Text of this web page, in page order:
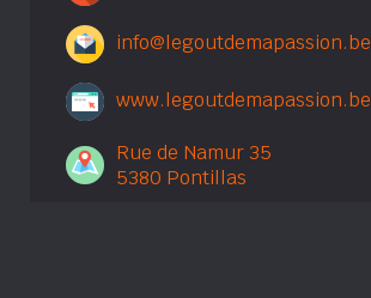
info@legoutdemapassion.be
www.legoutdemapassion.be
Rue de Namur 35
5380 Pontillas